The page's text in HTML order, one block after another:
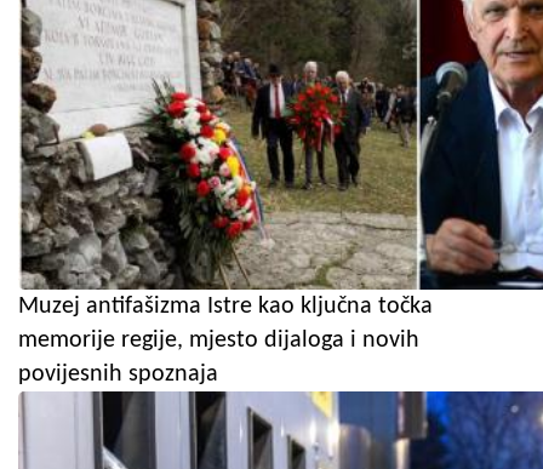
Muzej antifašizma Istre kao ključna točka
memorije regije, mjesto dijaloga i novih
povijesnih spoznaja